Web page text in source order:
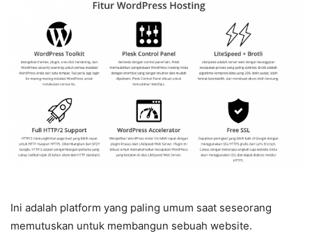
Ini adalah platform yang paling umum saat seseorang
memutuskan untuk membangun sebuah website.